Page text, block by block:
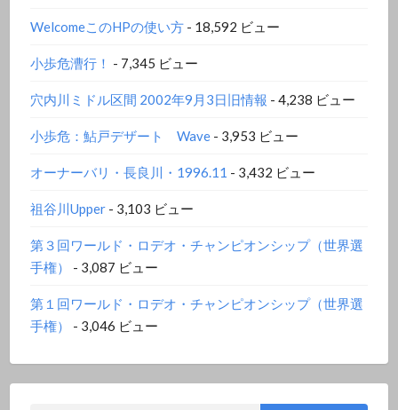
WelcomeこのHPの使い方- 18,592 ビュー
小歩危漕行！ - 7,345 ビュー
穴内川ミドル区間 2002年9月3日旧情報 - 4,238 ビュー
小歩危：鮎戸デザート Wave- 3,953 ビュー
オーナーバリ・長良川・1996.11 - 3,432 ビュー
祖谷川Upper- 3,103 ビュー
第３回ワールド・ロデオ・チャンピオンシップ（世界選
手権）
- 3,087 ビュー
第１回ワールド・ロデオ・チャンピオンシップ（世界選
手権）
- 3,046 ビュー